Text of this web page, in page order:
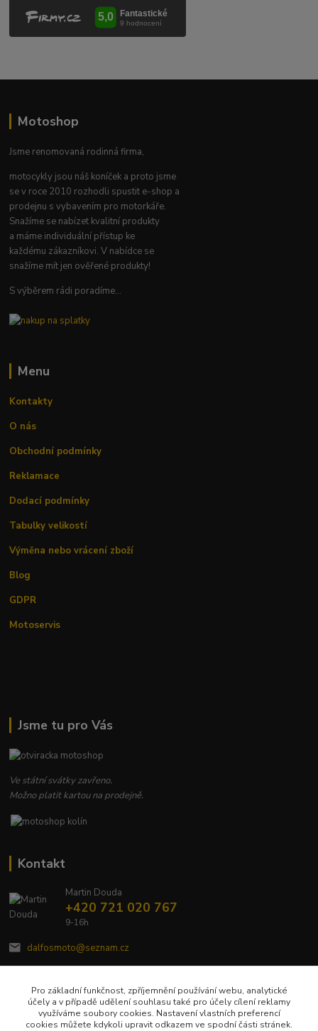
Motoshop
Jsme renomovaná rodinná firma,
motocykly jsou náš koníček a proto jsme
se v roce 2010 rozhodli spustit e-shop a
prodejnu s vybavením pro motorkáře.
Snažíme se nabízet kvalitní produkty
a máme individuální přístup ke
každému zákazníkovi. V nabídce se
snažíme mít jen ověřené produkty!
S výběrem rádi poradíme...
Menu
Kontakty
O nás
Obchodní podmínky
Reklamace
Dodací podmínky
Tabulky velikostí
Výměna nebo vrácení zboží
Blog
GDPR
Motoservis
Jsme tu pro Vás
Ve státní svátky zavřeno.
Možno platit kartou na prodejně.
Kontakt
Martin Douda
+420 721 020 767
9-16h
dalfosmoto@seznam.cz
Pro základní funkčnost, zpříjemnění používání webu, analytické
účely a v případě udělení souhlasu také pro účely cílení reklamy
využíváme soubory cookies. Nastavení vlastních preferencí
cookies můžete kdykoli upravit odkazem ve spodní části stránek.